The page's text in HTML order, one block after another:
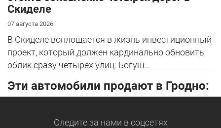
Скиделе
07 августа 2026
В Скиделе воплощается в жизнь инвестиционный
проект, который должен кардинально обновить
облик сразу четырех улиц: Богуш...
Эти автомобили продают в Гродно:
Следите за нами в соцсетях